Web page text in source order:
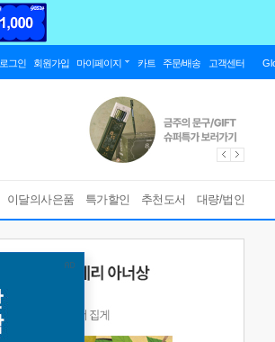
로그인 회원가입 마이페이지 카트 주문/배송 고객센터
이달의사은품 특가할인 추천도서 대량/법인